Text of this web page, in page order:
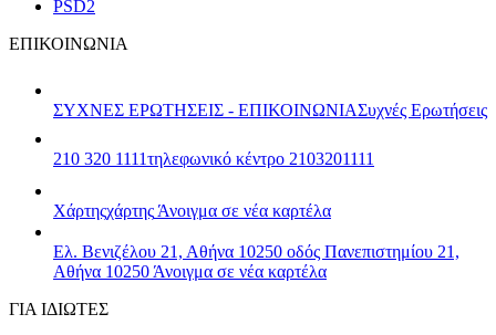
PSD2
ΕΠΙΚΟΙΝΩΝΙΑ
ΣΥΧΝΕΣ ΕΡΩΤΗΣΕΙΣ - ΕΠΙΚΟΙΝΩΝΙΑΣυχνές Ερωτήσεις
210 320 1111τηλεφωνικό κέντρο 2103201111
Χάρτηςχάρτης Άνοιγμα σε νέα καρτέλα
Ελ. Βενιζέλου 21, Αθήνα 10250 οδός Πανεπιστημίου 21,
Αθήνα 10250 Άνοιγμα σε νέα καρτέλα
ΓΙΑ ΙΔΙΩΤΕΣ